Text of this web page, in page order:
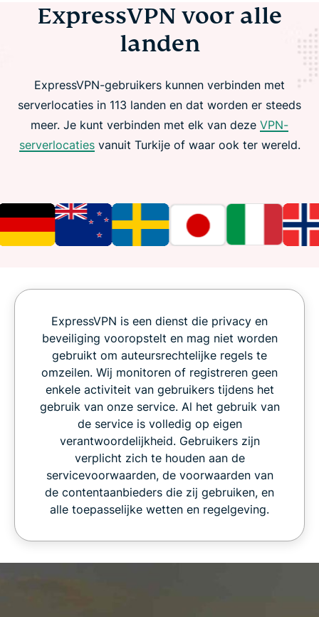
ExpressVPN voor alle
landen
ExpressVPN-gebruikers kunnen verbinden met
serverlocaties in 113 landen en dat worden er steeds
meer. Je kunt verbinden met elk van deze VPN-
serverlocatiesvanuit Turkije of waar ook ter wereld.
ExpressVPN is een dienst die privacy en
beveiliging vooropstelt en mag niet worden
gebruikt om auteursrechtelijke regels te
omzeilen. Wij monitoren of registreren geen
enkele activiteit van gebruikers tijdens het
gebruik van onze service. Al het gebruik van
de service is volledig op eigen
verantwoordelijkheid. Gebruikers zijn
verplicht zich te houden aan de
servicevoorwaarden, de voorwaarden van
de contentaanbieders die zij gebruiken, en
alle toepasselijke wetten en regelgeving.